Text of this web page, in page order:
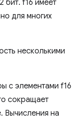
бит. f16 имеет
для многих
несколькими
с элементами f16
сокращает
Вычисления на